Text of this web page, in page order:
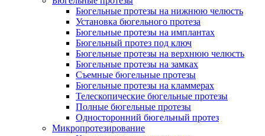
Бюгельные протезы на нижнюю челюсть
Установка бюгельного протеза
Бюгельные протезы на имплантах
Бюгельный протез под ключ
Бюгельные протезы на верхнюю челюсть
Бюгельные протезы на замках
Съемные бюгельные протезы
Бюгельные протезы на кламмерах
Телескопические бюгельные протезы
Полные бюгельные протезы
Односторонний бюгельный протез
Микропротезирование